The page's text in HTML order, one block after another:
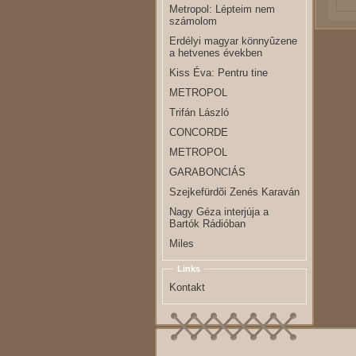
Metropol: Lépteim nem
számolom
Erdélyi magyar könnyûzene
a hetvenes években
Kiss Éva: Pentru tine
METROPOL
Trifán László
CONCORDE
METROPOL
GARABONCIÁS
Szejkefürdõi Zenés Karaván
Nagy Géza interjúja a
Bartók Rádióban
Miles
Links
Kontakt